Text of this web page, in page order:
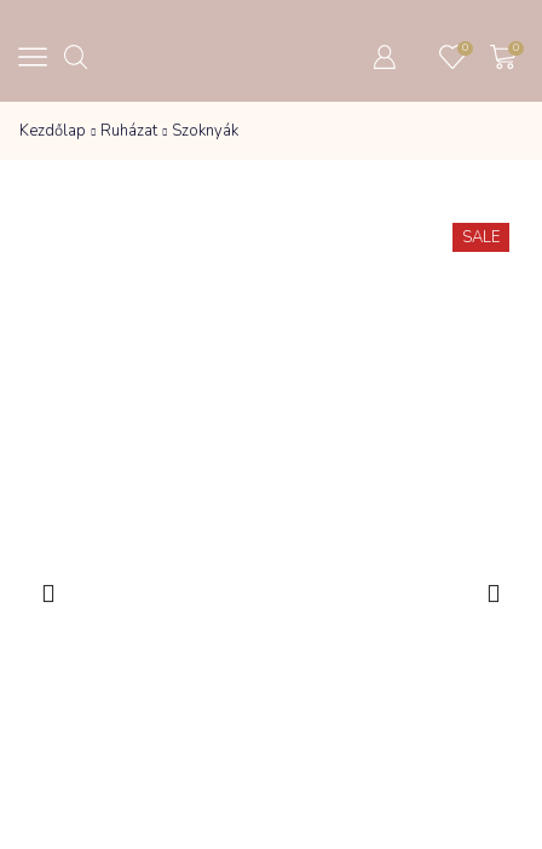
0 0
Kezdőlap Ruházat Szoknyák
SALE